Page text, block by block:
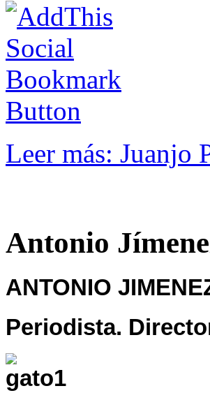
Leer más: Juanjo
Antonio
ANTONIO
Periodista.